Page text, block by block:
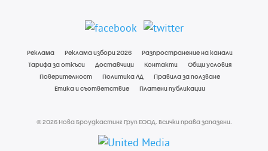
Реклама Реклама избори 2026
Разпространение на канали
Тарифа за откъси
Доставчици Контакти
Общи условия
Поверителност
Политика ЛД
Правила за ползване
Етика и съответствие
Платени публикации
© 2026 Нова Броудкастинг Груп ЕООД. Всички права запазени.